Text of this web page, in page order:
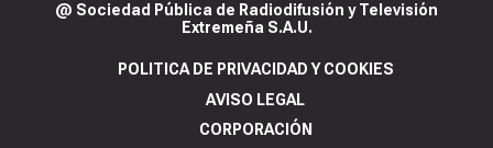
@ Sociedad Pública de Radiodifusión y Televisión
Extremeña S.A.U.
POLITICA DE PRIVACIDAD Y COOKIES
AVISO LEGAL
CORPORACIÓN